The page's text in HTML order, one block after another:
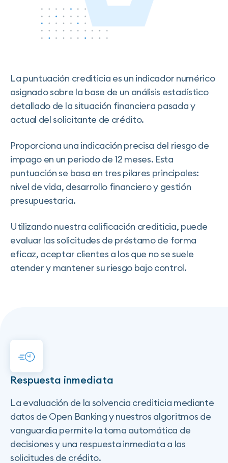
La puntuación crediticia es un indicador numérico
asignado sobre la base de un análisis estadístico
detallado de la situación financiera pasada y
actual del solicitante de crédito.
Proporciona una indicación precisa del riesgo de
impago en un periodo de 12 meses. Esta
puntuación se basa en tres pilares principales:
nivel de vida, desarrollo financiero y gestión
presupuestaria.
Utilizando nuestra calificación crediticia, puede
evaluar las solicitudes de préstamo de forma
eficaz, aceptar clientes a los que no se suele
atender y mantener su riesgo bajo control.
Respuesta inmediata
La evaluación de la solvencia crediticia mediante
datos de Open Banking y nuestros algoritmos de
vanguardia permite la toma automática de
decisiones y una respuesta inmediata a las
solicitudes de crédito.